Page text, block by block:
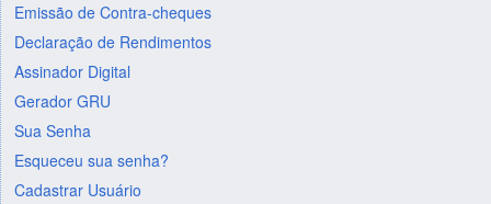
Emissão de Contra-cheques
Declaração de Rendimentos
Assinador Digital
Gerador GRU
Sua Senha
Esqueceu sua senha?
Cadastrar Usuário